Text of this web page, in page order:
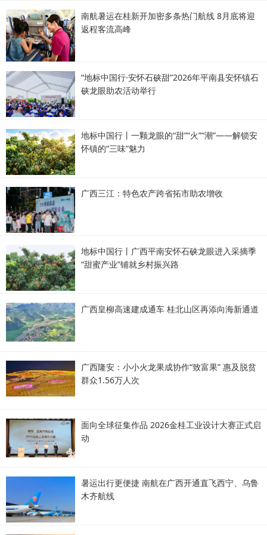
南航暑运在桂新开加密多条热门航线 8月底将迎
返程客流高峰
“地标中国行·安怀石硖甜”2026年平南县安怀镇石
硖龙眼助农活动举行
地标中国行丨一颗龙眼的“甜”“火”“潮”——解锁安
怀镇的“三味”魅力
广西三江：特色农产跨省拓市助农增收
地标中国行丨广西平南安怀石硖龙眼进入采摘季
“甜蜜产业”铺就乡村振兴路
广西皇柳高速建成通车 桂北山区再添向海新通道
广西隆安：小小火龙果成协作“致富果” 惠及脱贫
群众1.56万人次
面向全球征集作品 2026金桂工业设计大赛正式启
动
暑运出行更便捷 南航在广西开通直飞西宁、乌鲁
木齐航线